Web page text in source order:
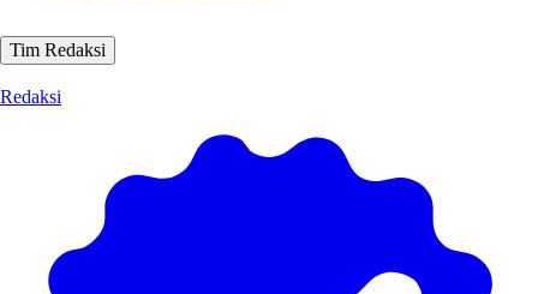
Tim Redaksi
Redaksi